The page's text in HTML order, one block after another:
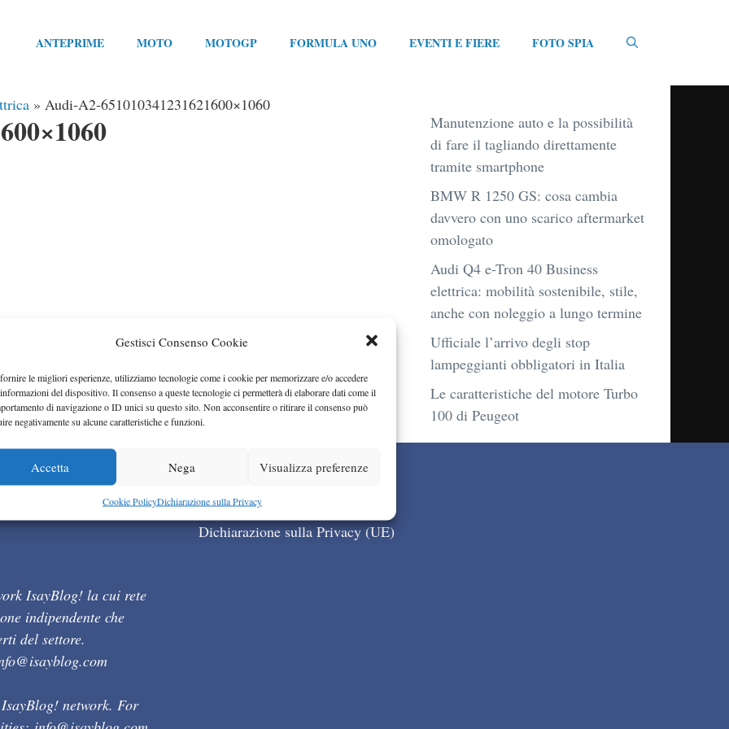
Gestisci Consenso Cookie
le migliori esperienze, utilizziamo tecnologie come i cookie per memorizzare e/o accedere
del dispositivo. Il consenso a queste tecnologie ci permetterà di elaborare dati come il
di navigazione o ID unici su questo sito. Non acconsentire o ritirare il consenso può
negativamente su alcune caratteristiche e funzioni.
Accetta Nega Visualizza preferenze
Cookie PolicyDichiarazione sulla Privacy
ANTEPRIME MOTO MOTOGP FORMULA UNO EVENTI E FIERE FOTO SPIA
» Audi-A2-651010341231621600×1060
Manutenzione auto e la possibilità
di fare il tagliando direttamente
tramite smartphone
BMW R 1250 GS: cosa cambia
davvero con uno scarico aftermarket
omologato
Audi Q4 e-Tron 40 Business
elettrica: mobilità sostenibile, stile,
anche con noleggio a lungo termine
Ufficiale l’arrivo degli stop
lampeggianti obbligatori in Italia
Le caratteristiche del motore Turbo
100 di Peugeot
IsayBlog! la cui rete
indipendente che
del settore.
network. For
Cookie Policy (UE)
Dichiarazione sulla Privacy (UE)